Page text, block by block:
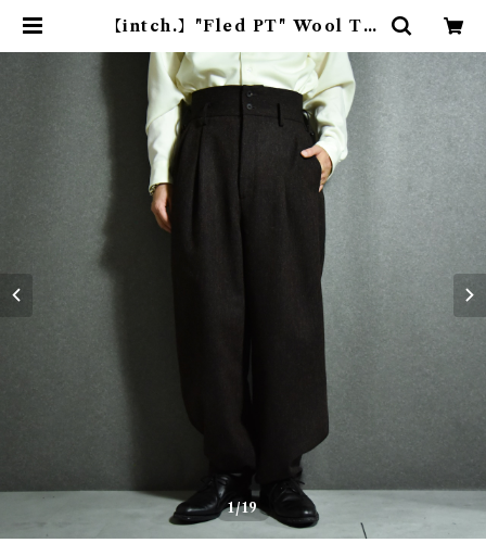
【intch.】"Fled PT" Wool Tw
ドピーティー ウール ツィード パン
ツ ブラウン | mark & collars
(マークアンドカラーズ)
1/19